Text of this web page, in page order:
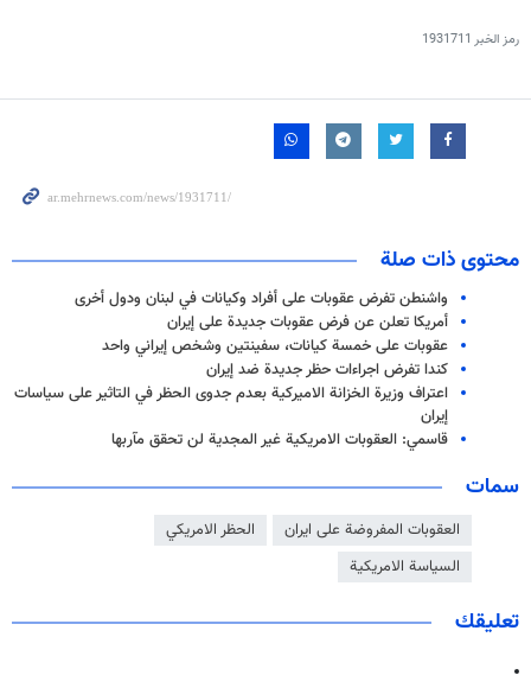
رمز الخبر 1931711
محتوى ذات صلة
واشنطن تفرض عقوبات على أفراد وكيانات في لبنان ودول أخرى
أمريكا تعلن عن فرض عقوبات جديدة على إيران
عقوبات على خمسة كيانات، سفينتين وشخص إيراني واحد
كندا تفرض اجراءات حظر جديدة ضد إيران
اعتراف وزيرة الخزانة الاميركية بعدم جدوى الحظر في التاثير على سياسات
إيران
قاسمي: العقوبات الامريكية غير المجدية لن تحقق مآربها
سمات
العقوبات المفروضة على ايران
الحظر الامريكي
السياسة الامريكية
تعليقك